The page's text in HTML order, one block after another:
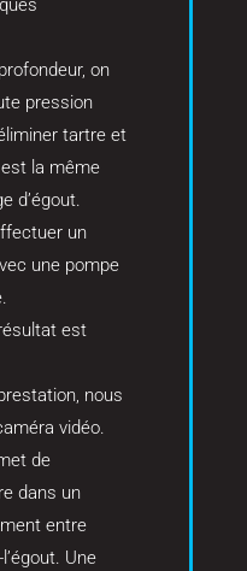
on
pression
tartre et
la même
d’égout.
un
une pompe
est
nous
vidéo.
de
dans un
entre
Une